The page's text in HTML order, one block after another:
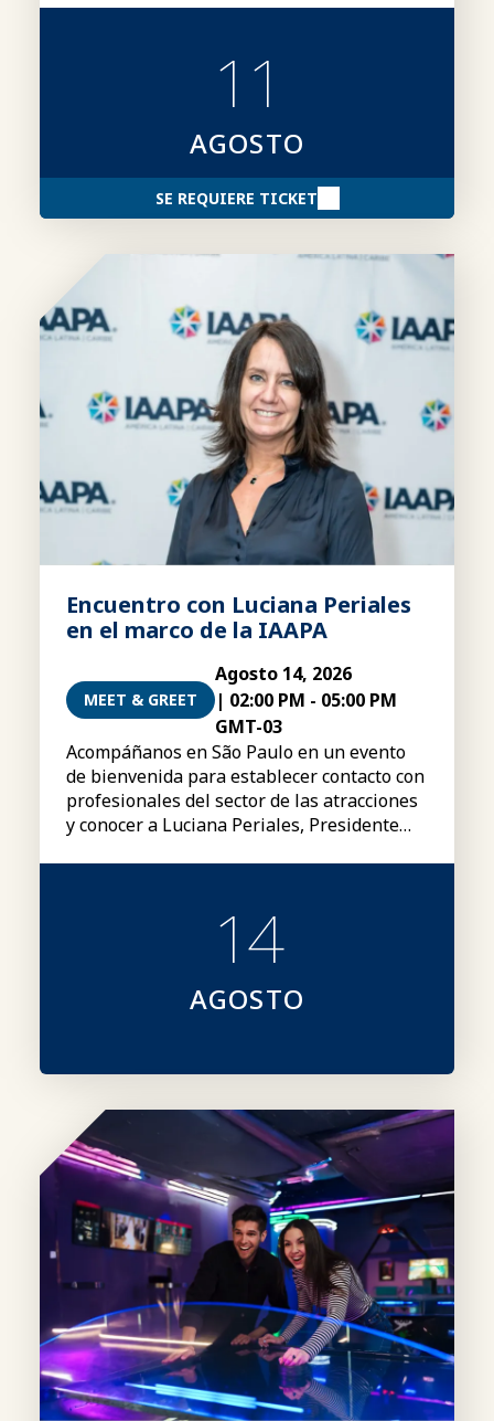
de candidaturas y consejos para elaborar
11
AGOSTO
SE REQUIERE TICKET
Encuentro con Luciana Periales
en el marco de la IAAPA
MEET & GREET
Agosto 14, 2026
| 02:00 PM - 05:00 PM
GMT-03
Acompáñanos en São Paulo en un evento
de bienvenida para establecer contacto con
profesionales del sector de las atracciones
y conocer a Luciana Periales, Presidente
14
AGOSTO